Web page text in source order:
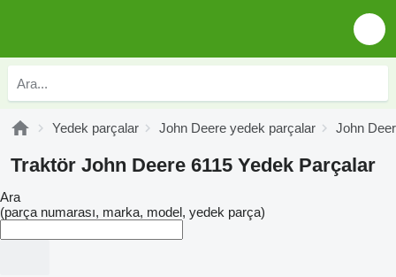
Yedek parçalar John Deere yedek parçalar John
Traktör John Deere 6115 Yedek Parçalar
Ara
(parça numarası, marka, model, yedek parça)